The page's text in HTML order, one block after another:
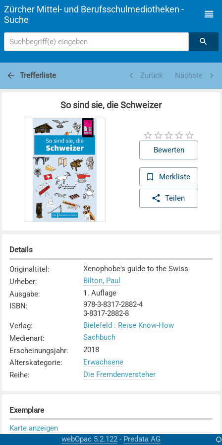
Zürcher Mittel- und Berufsschulmediotheken -
Suche
Suchbegriff(e) eingeben
Trefferliste Zurück Nächste
So sind sie, die Schweizer
Bewerten
Merkliste
Teilen
Details
Originaltitel :
Xenophobe's guide to the Swiss
Urheber:
Bilton, Paul
Ausgabe:
1. Auflage
ISBN :
978-3-8317-2882-4
3-8317-2882-8
Verlag:
Bielefeld : Reise Know-How
Medienart:
Sachbuch
Erscheinungsjahr:
2018
Alterskategorie:
Erwachsene
Reihe: Die Fremdenversteher
Exemplare
Karte anzeigen
KS Rychenberg / im Lee
webOpac 5.2.122 - Predata AG